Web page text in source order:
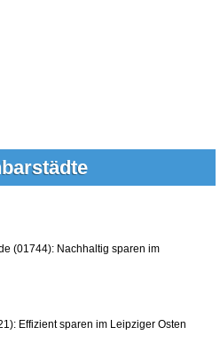
(01744): Nachhaltig sparen im
Effizient sparen im Leipziger Osten